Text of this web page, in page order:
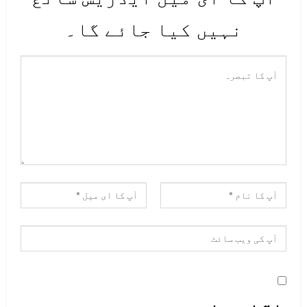
2_پاکستان میں پھچلے عشروں میں
اتنی اموات روزانہ ہوتی رہی ہیں
گئےاس طرح اتنی بدنظامی رہی کہ
پاکستان کا اچھا خاصا حصہ بے حس
نہیں کیا جائے گا۔